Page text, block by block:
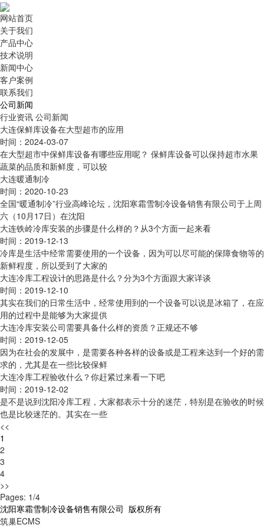
网站首页
关于我们
产品中心
技术说明
新闻中心
客户案例
联系我们
公司新闻
行业资讯 公司新闻
大连保鲜库设备在大型超市的应用
时间：2024-03-07
在大型超市中保鲜库设备有哪些应用呢？ 保鲜库设备可以保持超市水果
蔬菜的品质和新鲜度，可以较
大连暖通制冷
时间：2020-10-23
全国“暖通制冷”行业高峰论坛，沈阳寒霜雪制冷设备销售有限公司于上周
六（10月17日）在沈阳
大连铁岭冷库安装的步骤是什么样的？从3个方面一起来看
时间：2019-12-13
冷库是生活中经常需要使用的一个设备，因为可以尽可能的保障食物等的
新鲜程度，所以受到了大家的
大连冷库工程设计的思路是什么？分为3个方面跟大家详谈
时间：2019-12-10
其实在我们的日常生活中，经常使用到的一个设备可以说是冰箱了，在应
用的过程中是能够为大家提供
大连冷库安装公司需要具备什么样的资质？正规还不够
时间：2019-12-05
因为在社会的发展中，是需要各种各样的设备或是工程来达到一个好的需
求的，尤其是在一些比较保鲜
大连冷库工程验收什么？你赶紧过来看一下吧
时间：2019-12-02
是不是说到沈阳冷库工程，大家都表示十分的迷茫，特别是在验收的时候
也是比较迷茫的。其实在一些
<<
1
2
3
4
>>
Pages: 1/4
沈阳寒霜雪制冷设备销售有限公司 版权所有
筑巢ECMS